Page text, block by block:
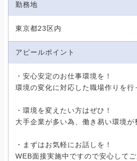
勤務地
東京都23区内
アピールポイント
・安心安定のお仕事環境を！
環境の変化に対応した職場作りを行
・環境を変えたい方はぜひ！
大手企業が多い為、働き易い環境が
・まずはお気軽にお話しを！
WEB面接実施中ですので安心してご